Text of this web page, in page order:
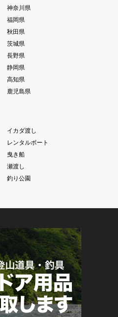
神奈川県
福岡県
秋田県
茨城県
長野県
静岡県
高知県
鹿児島県
イカダ渡し
レンタルボート
曳き船
瀬渡し
釣り公園